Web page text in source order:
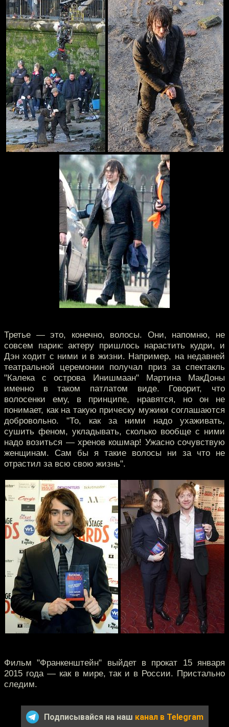
Третье — это, конечно, волосы. Они, напомню, не
совсем парик: актеру пришлось нарастить кудри, и
Дэн ходит с ними и в жизни. Например, на недавней
театральной церемонии получал приз за спектакль
"Калека с острова Инишмаан" Мартина МакДоны
именно в таком патлатом виде. Говорит, что
волосенки ему, в принципе, нравятся, но он не
понимает, как на такую прическу мужики соглашаются
добровольно. "То, как за ними надо ухаживать,
сушить феном, укладывать, сколько вообще с ними
надо возиться — хренов кошмар! Ужасно сочувствую
женщинам. Сам бы я такие волосы ни за что не
отрастил за всю свою жизнь".
Фильм "Франкенштейн" выйдет в прокат 15 января
2015 года — как в мире, так и в России. Пристально
следим.
Подписывайся на наш канал в Telegram